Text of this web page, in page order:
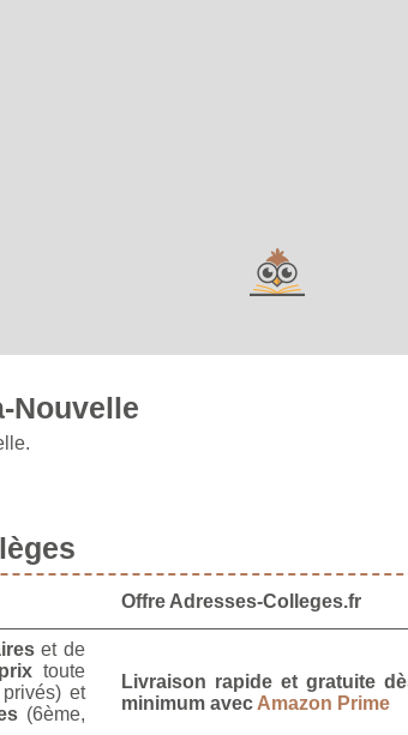
Nouvelle
Offre Adresses-Colleges.fr
et de
toute
et
(6ème,
Livraison rapide et gratuite
minimum avec Amazon Prime